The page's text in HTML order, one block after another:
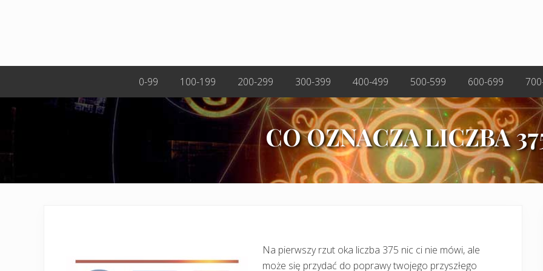
0-99 100-199 200-299 300-399 400-499 500-599 600-699
CO OZNACZA LICZBA
Na pierwszy rzut oka liczba 375 nic ci nie mówi, ale
może się przydać do poprawy twojego przyszłego